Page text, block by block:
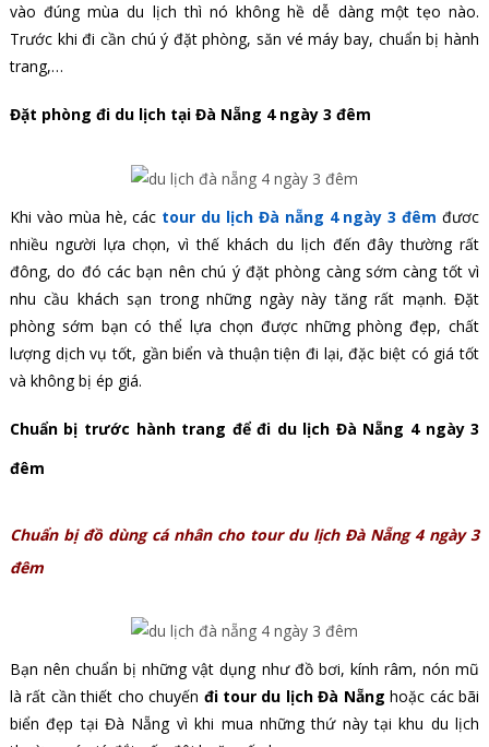
vào đúng mùa du lịch thì nó không hề dễ dàng một tẹo nào.
Trước khi đi cần chú ý đặt phòng, săn vé máy bay, chuẩn bị hành
trang,…
Đặt phòng đi du lịch tại Đà Nẵng 4 ngày 3 đêm
Khi vào mùa hè, các tour du lịch Đà nẵng 4 ngày 3 đêm đươc
nhiều người lựa chọn, vì thế khách du lịch đến đây thường rất
đông, do đó các bạn nên chú ý đặt phòng càng sớm càng tốt vì
nhu cầu khách sạn trong những ngày này tăng rất mạnh. Đặt
phòng sớm bạn có thể lựa chọn được những phòng đẹp, chất
lượng dịch vụ tốt, gần biển và thuận tiện đi lại, đặc biệt có giá tốt
và không bị ép giá.
Chuẩn bị trước hành trang để đi du lịch Đà Nẵng 4 ngày 3
đêm
Chuẩn bị đồ dùng cá nhân cho tour du lịch Đà Nẵng 4 ngày 3
đêm
Bạn nên chuẩn bị những vật dụng như đồ bơi, kính râm, nón mũ
là rất cần thiết cho chuyến đi tour du lịch Đà Nẵng hoặc các bãi
biển đẹp tại Đà Nẵng vì khi mua những thứ này tại khu du lịch